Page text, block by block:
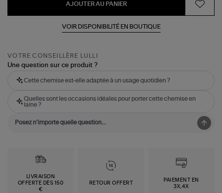
AJOUTER AU PANIER
VOIR DISPONIBILITÉ EN BOUTIQUE
VOTRE CONSEILLÈRE LULLI
Une question sur ce produit ?
Cette chemise est-elle adaptée à un usage quotidien ?
Quelles sont les occasions idéales pour porter cette chemise en
laine ?
LIVRAISON
OFFERTE DÈS 150
€
RETOUR OFFERT
PAIEMENT EN
3X,4X